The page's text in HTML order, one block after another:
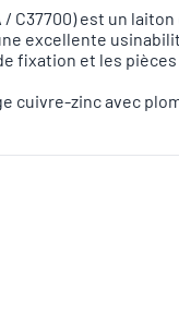
/ C37700) est un
excellente
fixation et les
cuivre-zinc avec